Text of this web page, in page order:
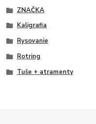
ZNAČKA
Kaligrafia
Rysovanie
Rotring
Tuše + atramenty